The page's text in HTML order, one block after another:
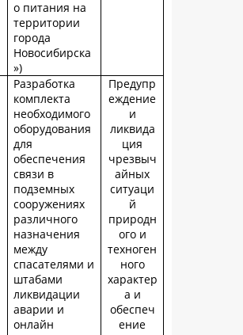
о питания на
территории
города
Новосибирска
»)
Разработка
комплекта
необходимого
оборудования
для
обеспечения
связи в
подземных
сооружениях
различного
назначения
между
спасателями и
штабами
ликвидации
аварии и
онлайн
Предупр
еждение
и
ликвида
ция
чрезвыч
айных
ситуаци
й
природн
ого и
техноген
ного
характер
а и
обеспеч
ение